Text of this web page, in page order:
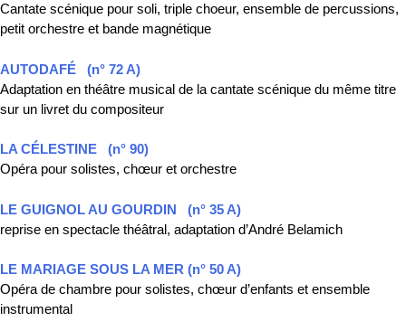
Cantate scénique pour soli, triple choeur, ensemble de percussions,
petit orchestre et bande magnétique
AUTODAFÉ
(n° 72 A)
Adaptation en théâtre musical de la cantate scénique du même titre
sur un livret du compositeur
LA CÉLESTINE
(n° 90)
Opéra pour solistes, chœur et orchestre
LE GUIGNOL AU GOURDIN
(n° 35 A)
reprise en spectacle théâtral, adaptation d’André Belamich
LE MARIAGE SOUS LA MER (n° 50 A)
Opéra de chambre pour solistes, chœur d’enfants et ensemble
instrumental